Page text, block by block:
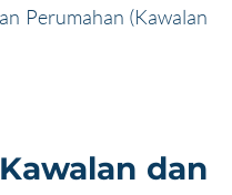
Perumahan (Kawalan
dan